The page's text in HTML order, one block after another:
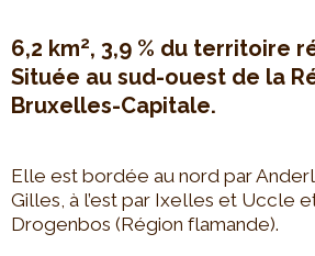
6,2 km2, 3,9 % du territoire
Située au sud-ouest de la
Bruxelles-Capitale.
Elle est bordée au nord par
Gilles, à l’est par Ixelles et Uccle
Drogenbos (Région flamande).